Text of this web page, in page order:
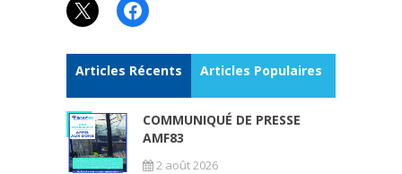
X Facebook
Articles Récents Articles Populaires
COMMUNIQUÉ DE PRESSE
AMF83
2 août 2026